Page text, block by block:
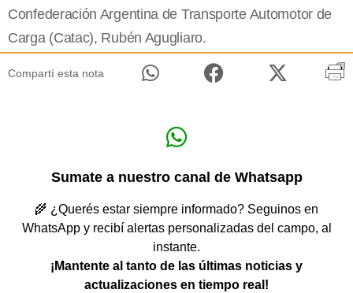
Confederación Argentina de Transporte Automotor de
Carga (Catac), Rubén Agugliaro.
Compartí esta nota
Sumate a nuestro canal de Whatsapp
🌾 ¿Querés estar siempre informado? Seguinos en
WhatsApp y recibí alertas personalizadas del campo, al
instante.
¡Mantente al tanto de las últimas noticias y
actualizaciones en tiempo real!